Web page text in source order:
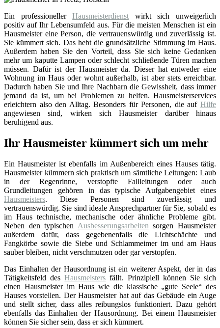
Ein professionellerHausmeisterdienst wirkt sich unweigerlich
positiv auf Ihr Lebensumfeld aus. Für die meisten Menschen ist ein
Hausmeister eine Person, die vertrauenswürdig und zuverlässig ist.
Sie kümmert sich. Das hebt die grundsätzliche Stimmung im Haus.
Außerdem haben Sie den Vorteil, dass Sie sich keine Gedanken
mehr um kaputte Lampen oder schlecht schließende Türen machen
müssen. Dafür ist der Hausmeister da. Dieser hat entweder eine
Wohnung im Haus oder wohnt außerhalb, ist aber stets erreichbar.
Dadurch haben Sie und Ihre Nachbarn die Gewissheit, dass immer
jemand da ist, um bei Problemen zu helfen. Hausmeisterservices
erleichtern also den Alltag. Besonders für Personen, die auf Hilfe
angewiesen sind, wirken sich Hausmeister darüber hinaus
beruhigend aus.
Ihr Hausmeister kümmert sich um mehr
Ein Hausmeister ist ebenfalls im Außenbereich eines Hauses tätig.
Hausmeister kümmern sich praktisch um sämtliche Leitungen: Laub
in der Regenrinne, verstopfte Fallleitungen oder auch
Grundleitungen gehören in das typische Aufgabengebiet eines
Hausmeisters. Diese Personen sind zuverlässig und
vertrauenswürdig. Sie sind ideale Ansprechpartner für Sie, sobald es
im Haus technische, mechanische oder ähnliche Probleme gibt.
Neben den typischen Ausbesserungsarbeiten sorgen Hausmeister
außerdem dafür, dass gegebenenfalls die Lichtschächte und
Fangkörbe sowie die Siebe und Schlammeimer im und am Haus
sauber bleiben, nicht verschmutzen oder gar verstopfen.
Das Einhalten der Hausordnung ist ein weiterer Aspekt, der in das
Tätigkeitsfeld desHausmeisters fällt. Prinzipiell können Sie sich
einen Hausmeister im Haus wie die klassische „gute Seele“ des
Hauses vorstellen. Der Hausmeister hat auf das Gebäude ein Auge
und stellt sicher, dass alles reibungslos funktioniert. Dazu gehört
ebenfalls das Einhalten der Hausordnung. Bei einem Hausmeister
können Sie sicher sein, dass er sich kümmert.